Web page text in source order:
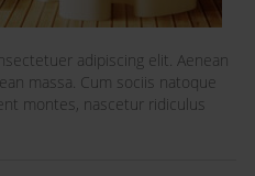
adipiscing elit. Aenean
massa. Cum sociis natoque
montes, nascetur ridiculus